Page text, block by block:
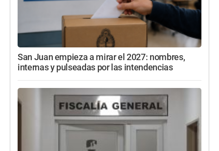
San Juan empieza a mirar el 2027: nombres,
internas y pulseadas por las intendencias